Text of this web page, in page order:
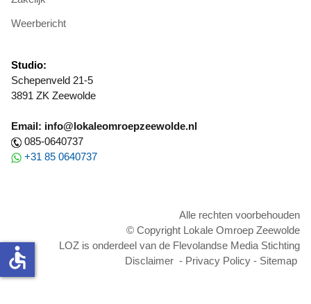
Weerbericht
Studio:
Schepenveld 21-5
3891 ZK Zeewolde
Email: info@lokaleomroepzeewolde.nl
085-0640737
+31 85 0640737
Alle rechten voorbehouden
© Copyright Lokale Omroep Zeewolde
LOZ is onderdeel van de Flevolandse Media Stichting
Disclaimer - Privacy Policy - Sitemap
accessible